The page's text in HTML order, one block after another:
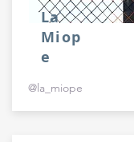
La
Miop
e
@la_miope